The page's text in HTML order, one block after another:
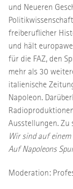
und Neueren
freiberuflicher
und hält
für die FAZ, den
mehr als 30
italienische
Napoleon.
Ausstellungen. Zu
Wir sind auf
Auf Napoleons
Moderation: